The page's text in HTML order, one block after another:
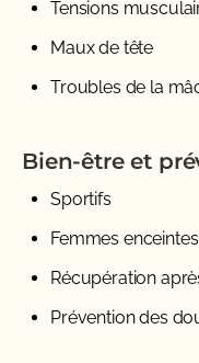
Tensions
Maux de tête
Troubles de la
Bien-être et
Sportifs
Femmes enceintes
Récupération
Prévention des